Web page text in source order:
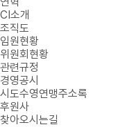
CI소개
조직도
임원현황
위원회현황
관련규정
경영공시
시도수영연맹주소록
후원사
찾아오시는길